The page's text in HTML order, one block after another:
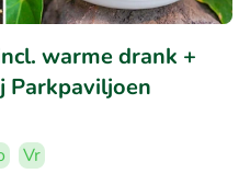
warme drank +
Parkpaviljoen
Vr